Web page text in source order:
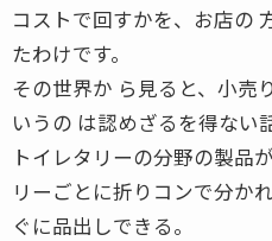
コストで回すかを、お店の
たわけです。
その世界か ら見ると、小売
いうの は認めざるを得ない
トイレタリーの分野の製品
リーごとに折りコンで分か
ぐに品出しできる。